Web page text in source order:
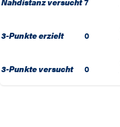
3-Punkte erzielt 0
3-Punkte versucht 0